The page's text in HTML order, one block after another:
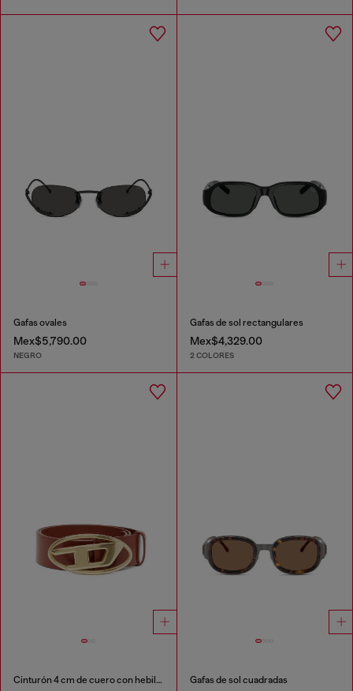
Gafas ovales
Mex$5,790.00
NEGRO
Gafas de sol rectangulares
Mex$4,329.00
2 COLORES
Cinturón 4 cm de cuero con hebilla Oval D Gafas de sol cuadradas